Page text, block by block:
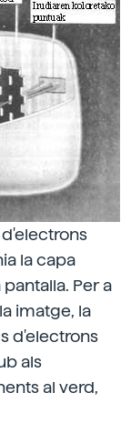
d'electrons
la capa
Per a
imatge, la
d'electrons
als
al verd,